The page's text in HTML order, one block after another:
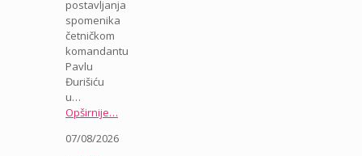
postavljanja
spomenika
četničkom
komandantu
Pavlu
Đurišiću
u…
Opširnije…
07/08/2026